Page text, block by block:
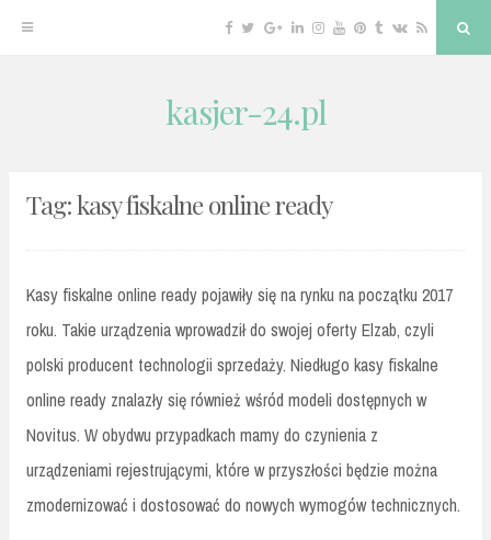
Facebook
TwitterGoogleLinkedin
Instagram
YouTube
Pinterest
Tumblr
VKRSS
kasjer-24.pl
Tag:kasy fiskalne online ready
Kasy fiskalne online ready pojawiły się na rynku na początku 2017
roku. Takie urządzenia wprowadził do swojej oferty Elzab, czyli
polski producent technologii sprzedaży. Niedługo kasy fiskalne
online ready znalazły się również wśród modeli dostępnych w
Novitus. W obydwu przypadkach mamy do czynienia z
urządzeniami rejestrującymi, które w przyszłości będzie można
zmodernizować i dostosować do nowych wymogów technicznych.